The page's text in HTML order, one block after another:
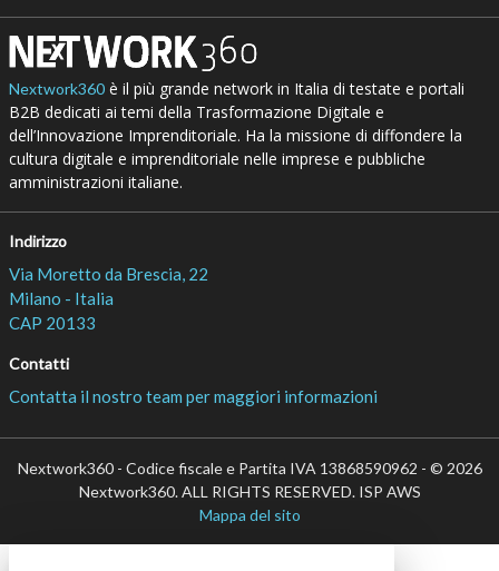
Nextwork360è il più grande network in Italia di testate e portali
B2B dedicati ai temi della Trasformazione Digitale e
dell’Innovazione Imprenditoriale. Ha la missione di diffondere la
cultura digitale e imprenditoriale nelle imprese e pubbliche
amministrazioni italiane.
Indirizzo
Via Moretto da Brescia, 22
Milano - Italia
CAP 20133
Contatti
Contatta il nostro team per maggiori informazioni
Nextwork360 - Codice fiscale e Partita IVA 13868590962 - © 2026
Nextwork360. ALL RIGHTS RESERVED. ISP AWS
Mappa del sito